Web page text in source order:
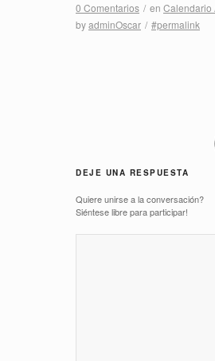
0 Comentarios / en Calendario
byadminOscar / #permalink
DEJE UNA RESPUESTA
Quiere unirse a la conversación?
Siéntese libre para participar!